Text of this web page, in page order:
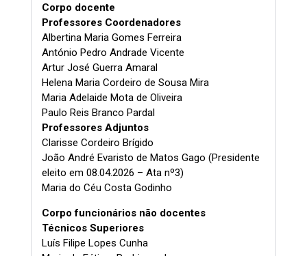
Corpo docente
Professores Coordenadores
Albertina Maria Gomes Ferreira
António Pedro Andrade Vicente
Artur José Guerra Amaral
Helena Maria Cordeiro de Sousa Mira
Maria Adelaide Mota de Oliveira
Paulo Reis Branco Pardal
Professores Adjuntos
Clarisse Cordeiro Brígido
João André Evaristo de Matos Gago (Presidente
eleito em 08.04.2026 – Ata nº3)
Maria do Céu Costa Godinho
Corpo funcionários não docentes
Técnicos Superiores
Luís Filipe Lopes Cunha